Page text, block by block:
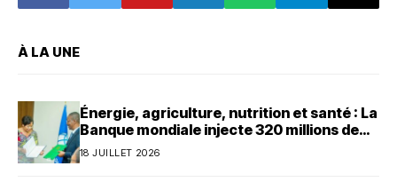
À LA UNE
Énergie, agriculture, nutrition et santé : La
Banque mondiale injecte 320 millions de
dollars au Bénin
18 JUILLET 2026